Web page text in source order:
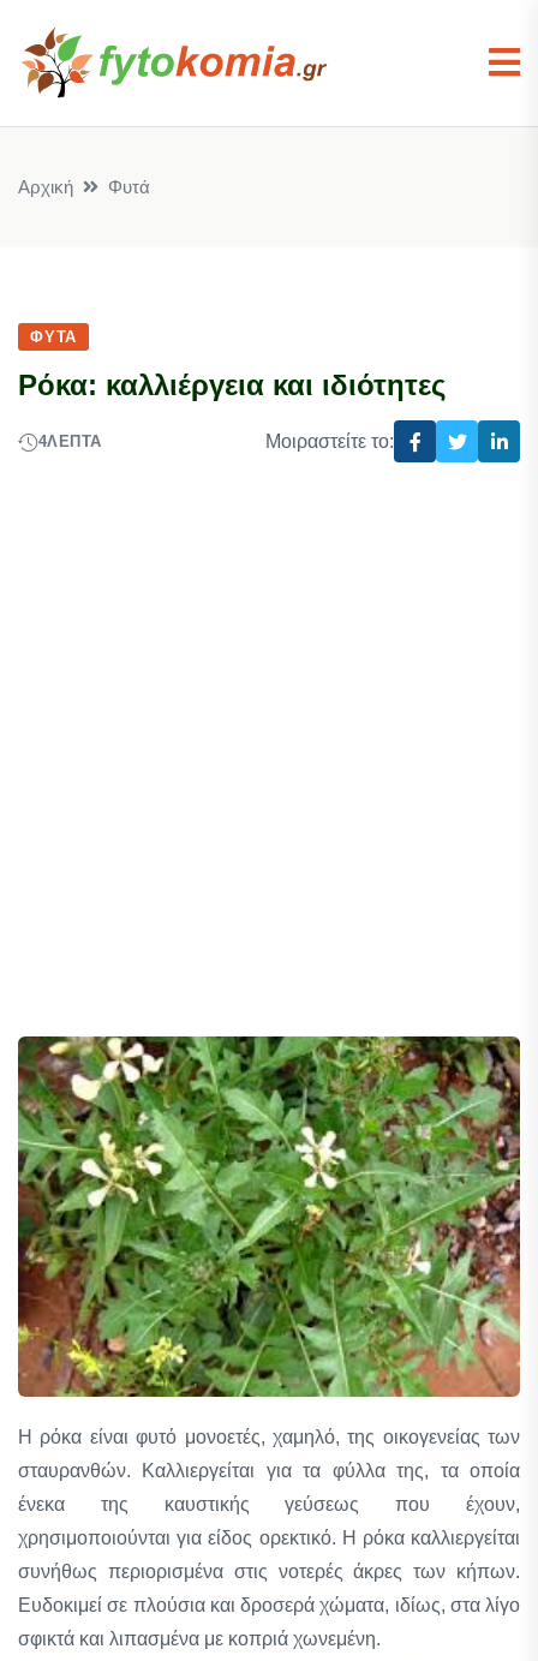
Αρχική Φυτά
ΦΥΤΆ
Ρόκα: καλλιέργεια και ιδιότητες
4ΛΕΠΤΆ Μοιραστείτε το:
Η ρόκα είναι φυτό μονοετές, χαμηλό, της οικογενείας των
σταυρανθών. Καλλιεργείται για τα φύλλα της, τα οποία
ένεκα της καυστικής γεύσεως που έχουν,
χρησιμοποιούνται για είδος ορεκτικό. Η ρόκα καλλιεργείται
συνήθως περιορισμένα στις νοτερές άκρες των κήπων.
Ευδοκιμεί σε πλούσια και δροσερά χώματα, ιδίως, στα λίγο
σφικτά και λιπασμένα με κοπριά χωνεμένη.